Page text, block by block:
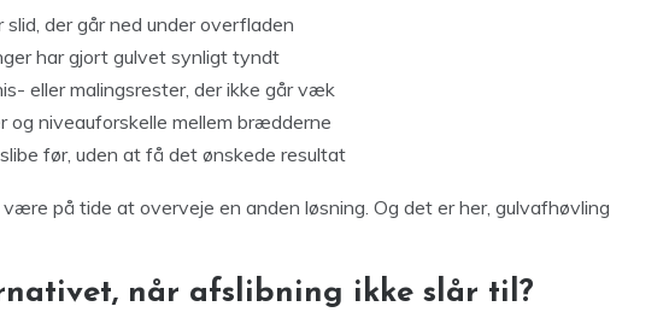
slid, der går ned under overfladen
har gjort gulvet synligt tyndt
eller malingsrester, der ikke går væk
og niveauforskelle mellem brædderne
før, uden at få det ønskede resultat
på tide at overveje en anden løsning. Og det er her, gulvafhøvling
når afslibning ikke slår til?